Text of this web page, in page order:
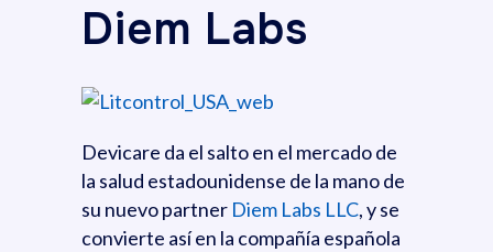
Diem Labs
Devicare da el salto en el mercado de
la salud estadounidense de la mano de
su nuevo partner Diem Labs LLC, y se
convierte así en la compañía española